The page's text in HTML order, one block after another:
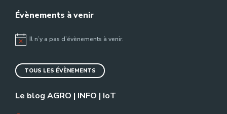
Évènements à venir
NoticeIl n’y a pas d’évènements à venir.
TOUS LES ÉVÈNEMENTS
Le blog AGRO | INFO | IoT